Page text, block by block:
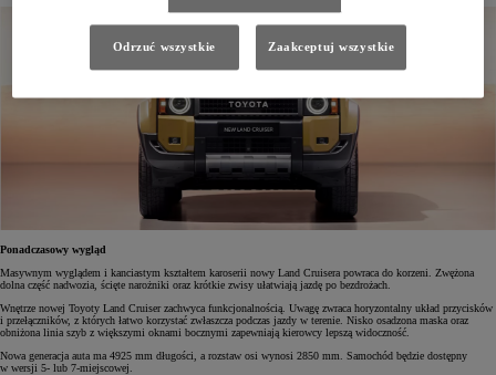
Ponadczasowy wygląd
Masywnym wyglądem i kanciastym kształtem karoserii nowy Land Cruisera powraca do korzeni. Zwężona
dolna część nadwozia, ścięte narożniki oraz krótkie zwisy ułatwiają jazdę po bezdrożach.
Wnętrze nowej Toyoty Land Cruiser zachwyca funkcjonalnością. Uwagę zwraca horyzontalny układ przycisków
i przełączników, z których łatwo korzystać zwłaszcza podczas jazdy w terenie. Nisko osadzona maska oraz
obniżona linia szyb z większymi oknami bocznymi zapewniają kierowcy lepszą widoczność.
Nowa generacja auta ma 4925 mm długości, a rozstaw osi wynosi 2850 mm. Samochód będzie dostępny
w wersji 5- lub 7-miejscowej.
Odrzuć wszystkie Zaakceptuj wszystkie